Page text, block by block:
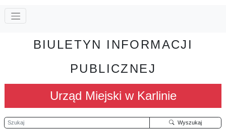
BIULETYN INFORMACJI
PUBLICZNEJ
Urząd Miejski w Karlinie
Szukaj Wyszukaj